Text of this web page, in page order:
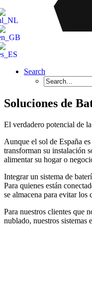
Search
Soluciones de
El verdadero potencial de
Aunque el sol de España
transforman su instalación
alimentar su hogar o
Integrar un sistema de
Para quienes están
se almacena para evitar
Para nuestros clientes que
nublado, nuestros